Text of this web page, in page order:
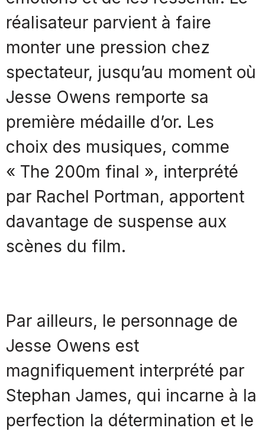
réalisateur parvient à faire
monter une pression chez
spectateur, jusqu’au moment où
Jesse Owens remporte sa
première médaille d’or. Les
choix des musiques, comme
« The 200m final », interprété
par Rachel Portman, apportent
davantage de suspense aux
scènes du film.
Par ailleurs, le personnage de
Jesse Owens est
magnifiquement interprété par
Stephan James, qui incarne à la
perfection la détermination et le